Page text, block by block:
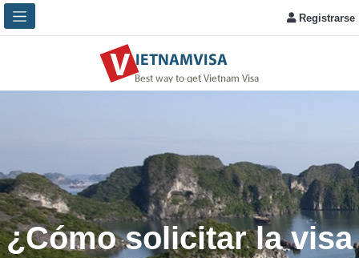
Registrarse
¿Cómo solicitar la visa